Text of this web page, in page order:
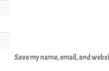
Save my name, email, and